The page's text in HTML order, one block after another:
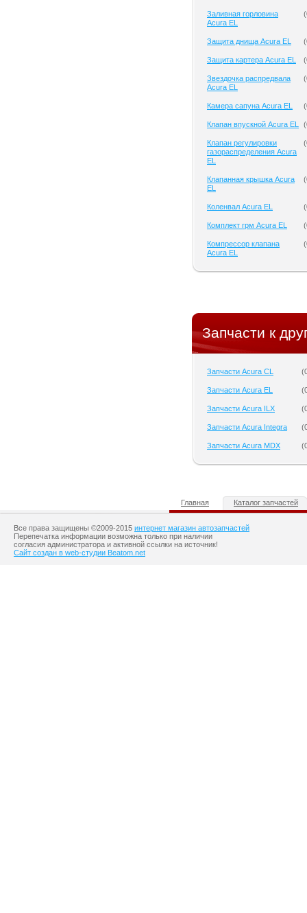
Заливная горловина
Acura EL
(
Защита днища Acura EL (
Защита картера Acura EL (
Звездочка распредвала
Acura EL
(
Камера сапуна Acura EL (
Клапан впускной Acura EL (
Клапан регулировки
газораспределения Acura
EL
(
Клапанная крышка Acura
EL
(
Коленвал Acura EL (
Комплект грм Acura EL (
Компрессор клапана
Acura EL
(
Запчасти к
Запчасти Acura CL (
Запчасти Acura EL (
Запчасти Acura ILX (
Запчасти Acura Integra (
Запчасти Acura MDX (
Главная Каталог запчастей
Все права защищены ©2009-2015 интернет магазин автозапчастей
Перепечатка информации возможна только при наличии
согласия администратора и активной ссылки на источник!
Сайт создан в web-студии Beatom.net